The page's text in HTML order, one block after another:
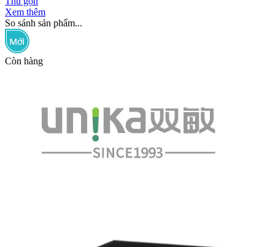
Xem thêm
So sánh sản phẩm...
Còn hàng